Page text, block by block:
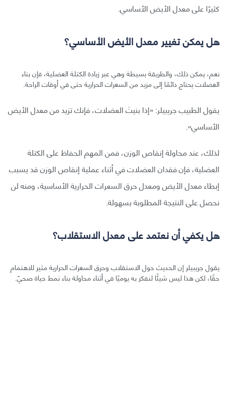
كثيرًا على معدل الأيض الأساسي.
هل يمكن تغيير معدل الأيض الأساسي؟
نعم، يمكن ذلك، والطريقة بسيطة وهي عبر زيادة الكتلة العضلية، فإن بناء
العضلات يحتاج دائمًا إلى مزيد من السعرات الحرارية حتى في أوقات الراحة.
يقول الطبيب جريبيلر: «إذا بنيتَ العضلات، فإنك تزيد من معدل الأيض
الأساسي».
لذلك، عند محاولة إنقاص الوزن، فمن المهم الحفاظ على الكتلة
العضلية، فإن فقدان العضلات في أثناء عملية إنقاص الوزن قد يسبب
إبطاء معدل الأيض ومعدل حرق السعرات الحرارية الأساسية، ومنه لن
نحصل على النتيجة المطلوبة بسهولة.
هل يكفي أن نعتمد على معدل الاستقلاب؟
يقول جريبيلر إن الحديث حول الاستقلاب وحرق السعرات الحرارية مثير للاهتمام
حقًا، لكن هذا ليس شيئًا لنفكر به يوميًا في أثناء محاولة بناء نمط حياة صحيّ.